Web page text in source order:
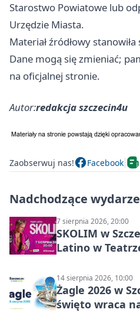
Starostwo Powiatowe lub
Urzędzie Miasta.
Materiał źródłowy
Dane mogą się zmieniać;
na oficjalnej stronie.
Autor:redakcja szczecin4u
Zaobserwuj nas! Facebook
Nadchodzące
7 sierpnia 2026, 20:00
SKOLIM w
Latino w
14 sierpnia 2026, 10:00
Żagle 2026 w
święto wraca